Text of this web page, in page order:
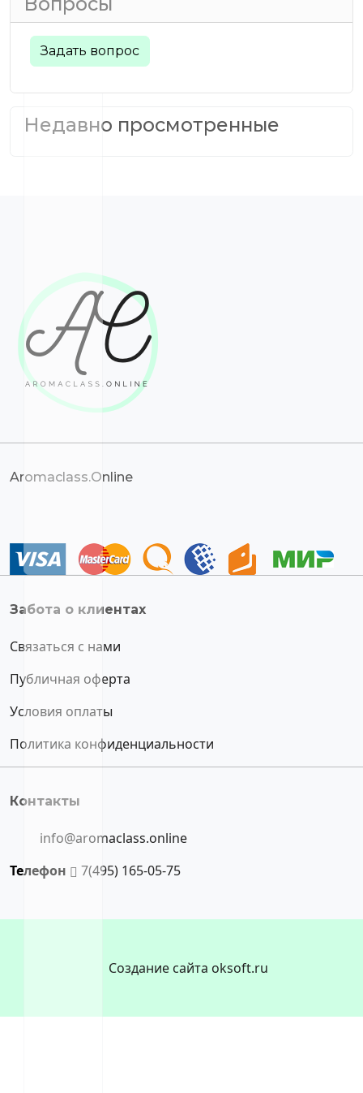
Задать вопрос
Недавно просмотренные
Aromaclass.Online
Забота о клиентах
Связаться с нами
Публичная оферта
Условия оплаты
Политика конфиденциальности
Контакты
info@aromaclass.online
Телефон
7(495) 165-05-75
Создание сайта oksoft.ru